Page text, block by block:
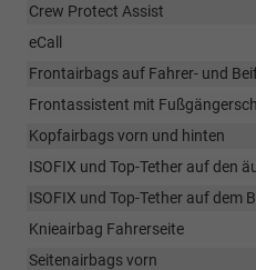
Crew Protect Assist
eCall
Frontairbags auf Fahrer- und
Frontassistent mit
Kopfairbags vorn und hinten
ISOFIX und Top-Tether auf den
ISOFIX und Top-Tether auf dem
Knieairbag Fahrerseite
Seitenairbags vorn